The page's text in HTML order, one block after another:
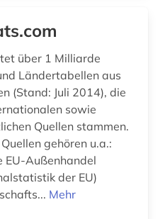
forschung und entwicklung (1)
über 1 Milliarde
Ländertabellen aus
(Stand: Juli 2014), die
sowie
Quellen stammen.
gehören u.a.:
EU-Außenhandel
der EU)
Mehr